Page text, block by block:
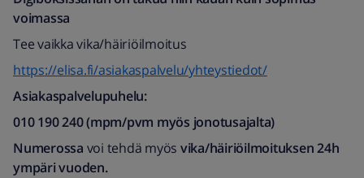
voimassa
Tee vaikka vika/häiriöilmoitus
https://elisa.fi/asiakaspalvelu/yhteystiedot/
Asiakaspalvelupuhelu:
010 190 240 (mpm/pvm myös jonotusajalta)​
Numerossa voi tehdä myös vika/häiriöilmoituksen24h
ympäri vuoden.